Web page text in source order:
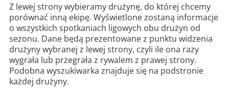
Z lewej strony wybieramy drużynę, do której chcemy
porównać inną ekipę. Wyświetlone zostaną informacje
o wszystkich spotkaniach ligowych obu drużyn od
sezonu. Dane będą prezentowane z punktu widzenia
drużyny wybranej z lewej strony, czyli ile ona razy
wygrała lub przegrała z rywalem z prawej strony.
Podobna wyszukiwarka znajduje się na podstronie
każdej drużyny.